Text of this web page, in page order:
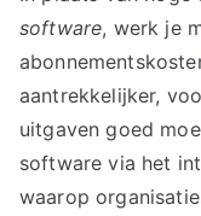
software, werk je
aantrekkelijker,
uitgaven goed
software via het
waarop